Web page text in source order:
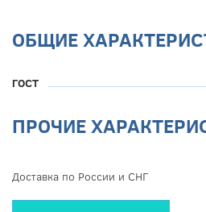
ОБЩИЕ
ГОСТ
ПРОЧИЕ
Доставка по России и СНГ